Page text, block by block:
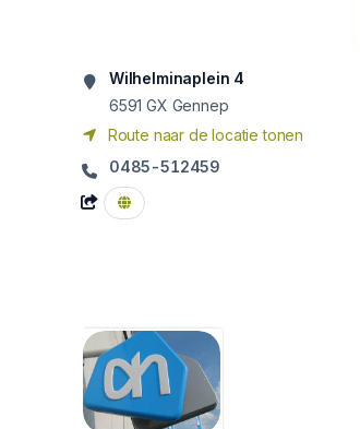
Wilhelminaplein 4
6591 GX Gennep
Route naar de locatie tonen
0485-512459